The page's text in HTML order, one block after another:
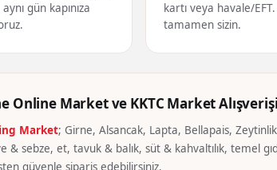
gün kapınıza
kartı veya havale/
tamamen sizin.
Online Market ve KKTC Market Alışverişi
Market; Girne, Alsancak, Lapta, Bellapais,
& sebze, et, tavuk & balık, süt & kahvaltılık, temel
güvenle sipariş edebilirsiniz.